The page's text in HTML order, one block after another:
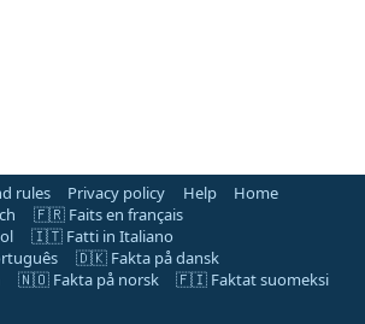
rules Privacy policy Help
Home
🇫🇷 Faits en français
🇮🇹 Fatti in Italiano
🇩🇰 Fakta på dansk
🇳🇴 Fakta på norsk
🇫🇮 Faktat suomeksi